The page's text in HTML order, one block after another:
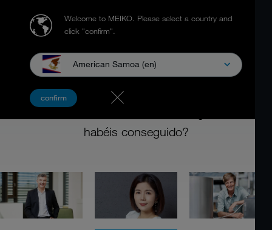
Welcome to MEIKO. Please select a country and
click "confirm".
American Samoa (en)
confirm98 AÑOS DE MEIKO
habéis conseguido?